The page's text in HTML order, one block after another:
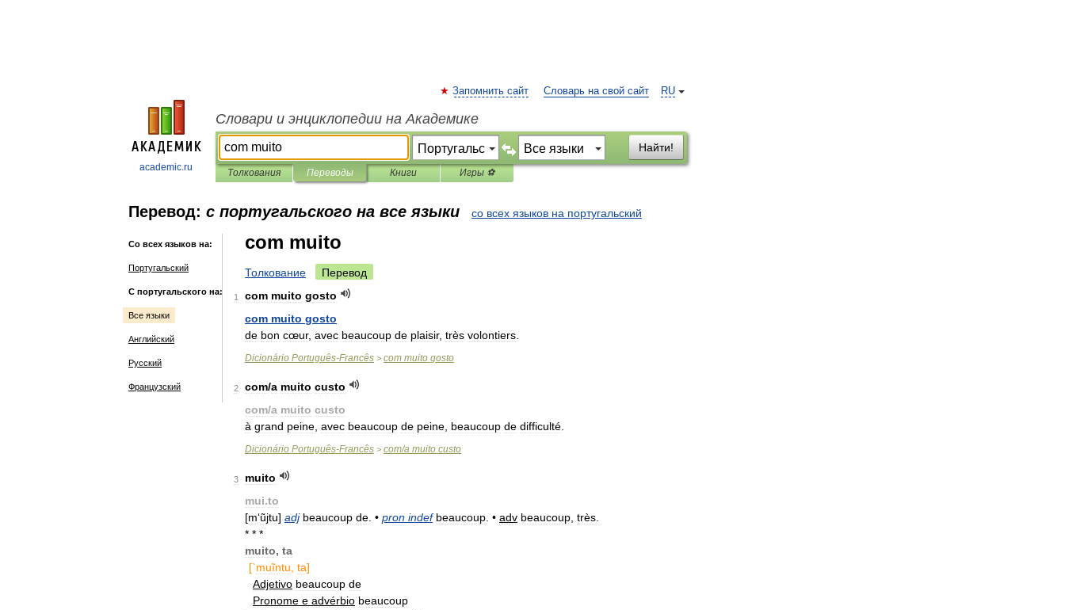
academic.ru
RU
Запомнить сайт Словарь на свой сайт
Словари и энциклопедии на Академике
Найти!
Толкования Переводы Книги Игры ⚽
Перевод: с португальского на все языки со всех языков на португальский
Со всех языков на:
Португальский
С португальского на:
Все языки
Английский
Русский
Французский
com muito
Толкование Перевод
1 com muito gosto
com muito gosto
de bon cœur, avec beaucoup de plaisir, très volontiers
Dicionário Português-Francês > com muito gosto
2 com/a muito custo
com/a muito custo
à grand peine avec beaucoup de peine beaucoup de difficulté
Dicionário Português-Francês > com/a muito custo
3
muito
mui.to
[m‘ũjtu] adj beaucoup de . • pron indef beaucoup . • adv beaucoup très
* * *
muito, ta
[`muĩntu ta]
Adjetivo beaucoup de
Pronome e advérbio beaucoup